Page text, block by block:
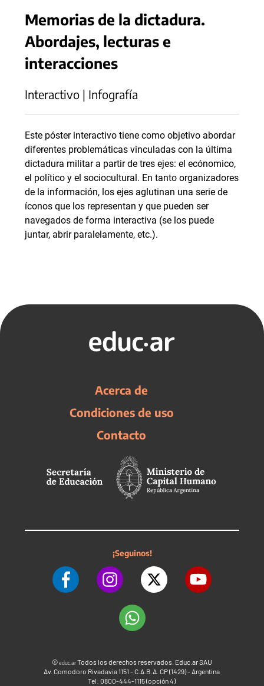
Memorias de la dictadura.
Abordajes, lecturas e
interacciones
Interactivo | Infografía
Este póster interactivo tiene como objetivo abordar
diferentes problemáticas vinculadas con la última
dictadura militar a partir de tres ejes: el ecónomico,
el político y el sociocultural. En tanto organizadores
de la información, los ejes aglutinan una serie de
íconos que los representan y que pueden ser
navegados de forma interactiva (se los puede
juntar, abrir paralelamente, etc.).
Acerca de
Condiciones de uso
Contacto
¡Seguinos!
©educ.arTodos los derechos reservados. Educ.ar SAU
Av. Comodoro Rivadavia 1151 - C.A.B.A. CP (1429) - Argentina
Tel: 0800-444-1115 (opción 4)